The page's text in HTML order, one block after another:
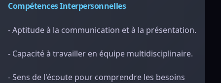
Compétences Interpersonnelles
- Aptitude à la communication et à la présentation.
- Capacité à travailler en équipe multidisciplinaire.
- Sens de l'écoute pour comprendre les besoins